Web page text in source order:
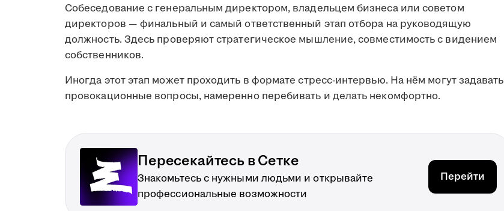
Собеседование с генеральным директором, владельцем бизнеса или советом
директоров — финальный и самый ответственный этап отбора на руководящую
должность. Здесь проверяют стратегическое мышление, совместимость с видением
собственников.
Иногда этот этап может проходить в формате стресс-интервью. На нём могут задавать
провокационные вопросы, намеренно перебивать и делать некомфортно.
Пересекайтесь в Сетке
Знакомьтесь с нужными людьми и открывайте
профессиональные возможности
Перейти